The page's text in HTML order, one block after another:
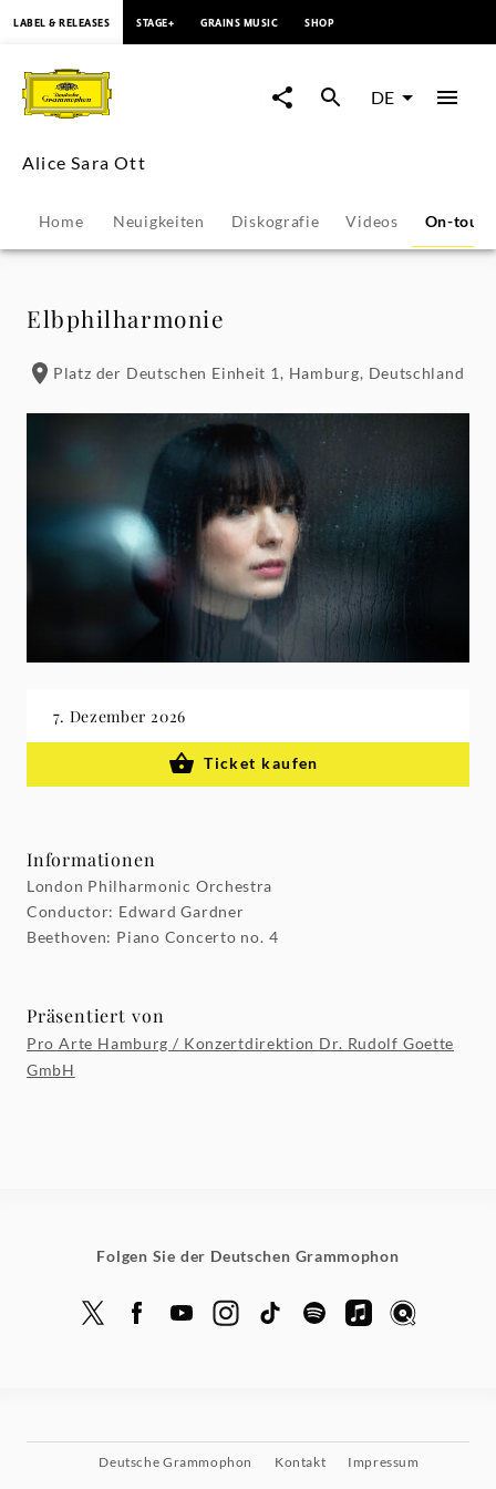
Sara
Ott
Konzerte
Veranstaltungen
Deutsche
Grammophon
LABEL & RELEASES STAGE+ GRAINS MUSIC SHOP
DE
Alice Sara Ott
Home Neuigkeiten Diskografie Videos On-tour
Elbphilharmonie
Platz der Deutschen Einheit 1, Hamburg, Deutschland
7. Dezember 2026
Ticket kaufen
Informationen
London Philharmonic Orchestra
Conductor: Edward Gardner
Beethoven: Piano Concerto no. 4
Präsentiert von
Pro Arte Hamburg / Konzertdirektion Dr. Rudolf Goette
GmbH
Folgen Sie der Deutschen Grammophon
Deutsche Grammophon Kontakt Impressum